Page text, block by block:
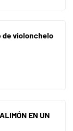
violonchelo
EN UN